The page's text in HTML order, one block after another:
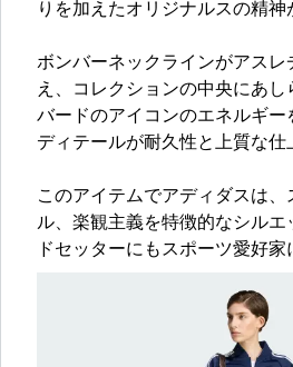
りを加えたオリジナルスの精神
ボンバーネックラインがアスレ
え、コレクションの中央にあ
バードのアイコンのエネルギー
ディテールが耐久性と上質な仕
このアイテムでアディダスは、
ル、楽観主義を特徴的なシルエ
ドセッターにもスポーツ愛好家